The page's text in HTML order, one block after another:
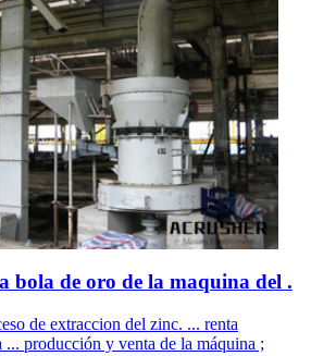
bola de oro de la maquina del .
de extraccion del zinc. ... renta
... producción y venta de la máquina ;